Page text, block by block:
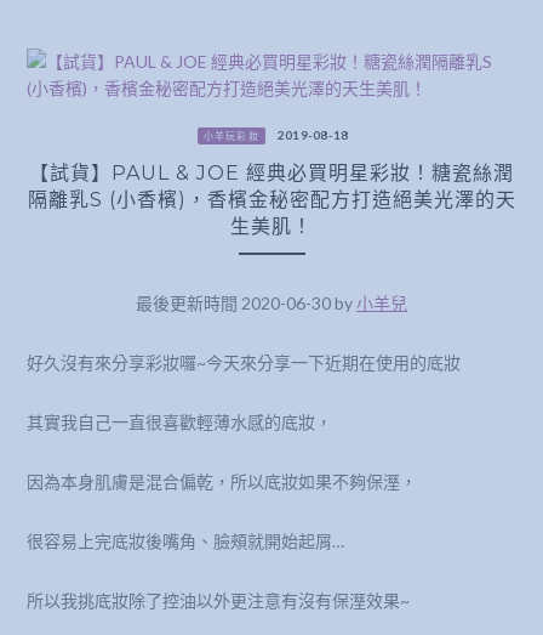
小羊玩彩妝 2019-08-18
【試貨】PAUL & JOE 經典必買明星彩妝！糖瓷絲潤
隔離乳S (小香檳)，香檳金秘密配方打造絕美光澤的天
生美肌！
最後更新時間 2020-06-30 by 小羊兒
好久沒有來分享彩妝囉~今天來分享一下近期在使用的底妝
其實我自己一直很喜歡輕薄水感的底妝，
因為本身肌膚是混合偏乾，所以底妝如果不夠保溼，
很容易上完底妝後嘴角、臉頰就開始起屑…
所以我挑底妝除了控油以外更注意有沒有保溼效果~